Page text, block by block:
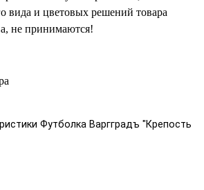
вида и цветовых решений товара
не принимаются!
Футболка Варгградъ "Крепость